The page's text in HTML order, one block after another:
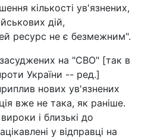
кількості ув'язнених,
дій,
ресурс не є безмежним".
засуджених на "СВО" [так в
України -- ред.]
нових ув'язнених
вже не така, як раніше.
і близькі до
у відправці на